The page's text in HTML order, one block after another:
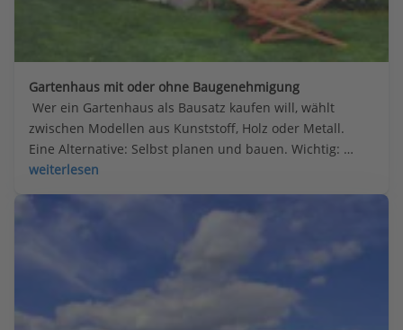
Gartenhaus mit oder ohne Baugenehmigung
Wer ein Gartenhaus als Bausatz kaufen will, wählt
zwischen Modellen aus Kunststoff, Holz oder Metall.
Eine Alternative: Selbst planen und bauen. Wichtig:
Manchmal ist eine Baugenehmigung notwendig – die
weiterlesen